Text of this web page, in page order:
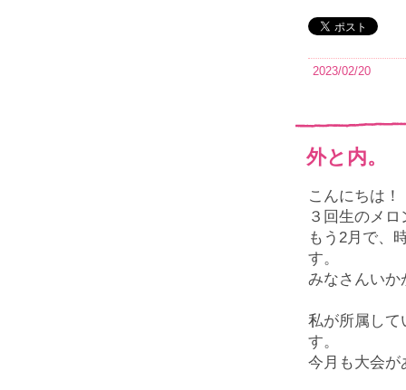
2023/02/20
外と内。
こんにちは！
３回生のメ
もう 2月で、
す。
みなさんいか
私が所属して
す。
今月も大会が